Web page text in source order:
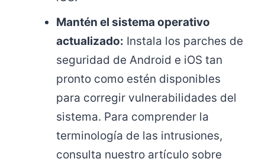
Mantén el sistema operativo
actualizado: Instala los parches de
seguridad de Android e iOS tan
pronto como estén disponibles
para corregir vulnerabilidades del
sistema. Para comprender la
terminología de las intrusiones,
consulta nuestro artículo sobre